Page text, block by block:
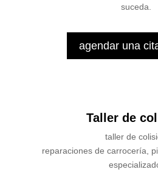
suceda.
agendar una
Taller de
taller de
reparaciones de carrocería,